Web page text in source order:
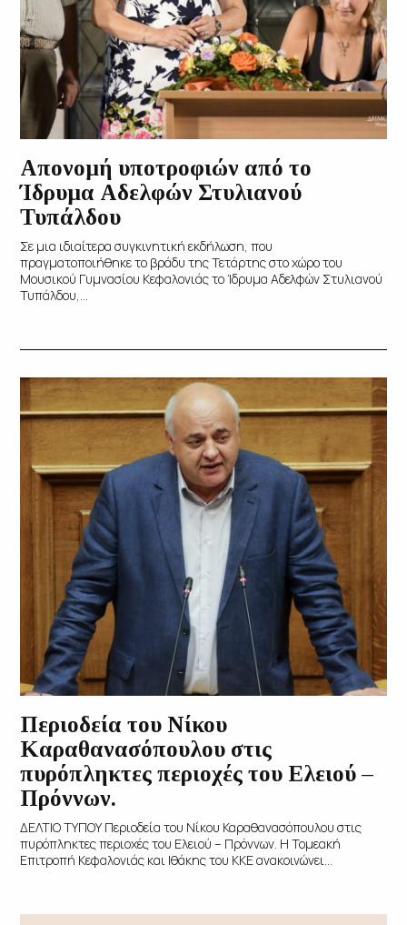
Απονομή υποτροφιών από το
Ίδρυμα Αδελφών Στυλιανού
Τυπάλδου
Σε μια ιδιαίτερα συγκινητική εκδήλωση, που
πραγματοποιήθηκε το βράδυ της Τετάρτης στο χώρο του
Μουσικού Γυμνασίου Κεφαλονιάς το Ίδρυμα Αδελφών Στυλιανού
Τυπάλδου,...
Περιοδεία του Νίκου
Καραθανασόπουλου στις
πυρόπληκτες περιοχές του Ελειού –
Πρόννων.
ΔΕΛΤΙΟ ΤΥΠΟΥ Περιοδεία του Νίκου Καραθανασόπουλου στις
πυρόπληκτες περιοχές του Ελειού – Πρόννων. Η Τομεακή
Επιτροπή Κεφαλονιάς και Ιθάκης του ΚΚΕ ανακοινώνει...